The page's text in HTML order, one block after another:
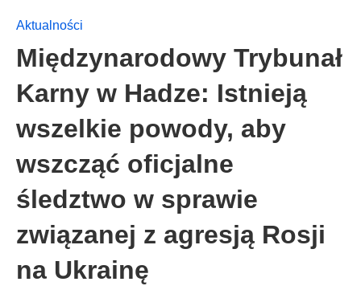
Aktualności
Międzynarodowy Trybunał
Karny w Hadze: Istnieją
wszelkie powody, aby
wszcząć oficjalne
śledztwo w sprawie
związanej z agresją Rosji
na Ukrainę